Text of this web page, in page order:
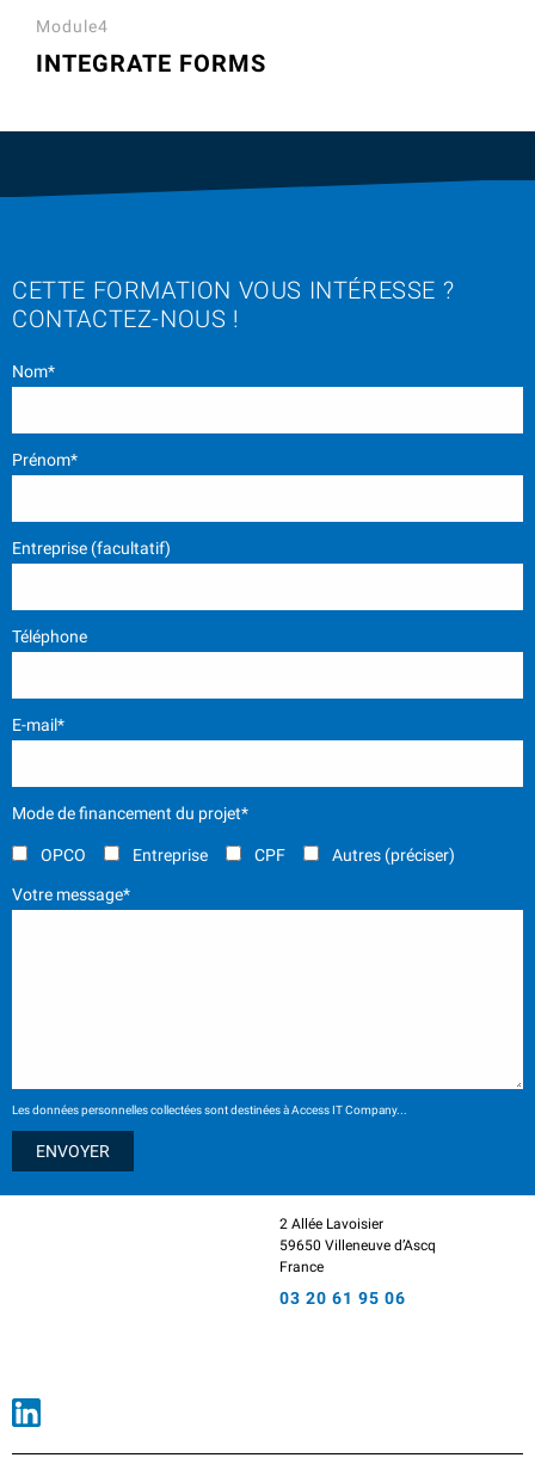
Module4
INTEGRATE FORMS
CETTE FORMATION VOUS INTÉRESSE ?
CONTACTEZ-NOUS !
Nom*
Prénom*
Entreprise (facultatif)
Téléphone
E-mail*
Mode de financement du projet*
OPCO Entreprise CPF Autres (préciser)
Votre message*
Les données personnelles collectées sont destinées à Access IT Company...
2 Allée Lavoisier
59650 Villeneuve d’Ascq
France
03 20 61 95 06